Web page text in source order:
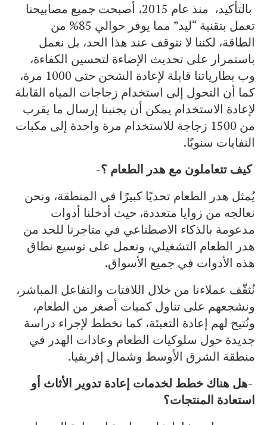
بالتأكيد، منذ عام 2015، أصبحت جميع مصابيحنا
تعمل بتقنية “ليد” مما يوفر حوالي 85% من
الطاقة، لكننا لا نتوقف عند هذا الحد، بل نعمل
باستمرار على تحديث الإضاءة لتحسين الكفاءة،
وب بطارياتنا قابلة لإعادة الشحن حتى 1000 مرة،
كما أن التحول إلى استخدام زجاجات المياه القابلة
لإعادة الاستخدام يمكن أن يجنبنا إرسال ما يقرب
من 1500 زجاجة للاستخدام مرة واحدة إلى مكبات
النفايات سنويًا.
كيف تتعاملون مع هدر الطعام ؟-
يُمثل هدر الطعام تحديًا كبيرًا في المنطقة، ونحن
نعالجه من زوايا متعددة، حيث أدخلنا أدوات
مدعومة بالذكاء الاصطناعي في متاجرنا للحد من
هدر الطعام التشغيلي، ونعمل على توسيع نطاق
هذه الأدوات في جميع الأسواق.
نُثقّف عملاءنا من خلال اللافتات والتفاعل المباشر،
ونشجعهم على تناول كميات أصغر من الطعام،
ونُتيح لهم إعادة التعبئة، كما نخطط لإجراء دراسة
جديدة حول سلوكيات الطعام وعادات الهدر في
منطقة الشرق الأوسط وشمال إفريقيا.
-هل هناك خطط لخدمات إعادة تدوير الأثاث أو
استعادة المنتجات؟